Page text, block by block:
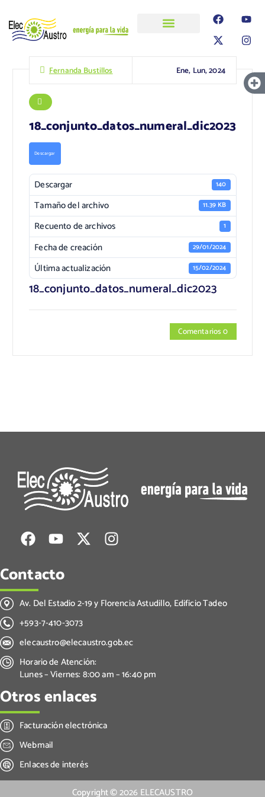
Fernanda Bustillos Ene, Lun, 2024
18_conjunto_datos_numeral_dic2023
Descargar
Descargar 140
Tamaño del archivo 11.39 KB
Recuento de archivos 1
Fecha de creación 29/01/2024
Última actualización 15/02/2024
18_conjunto_datos_numeral_dic2023
Comentarios 0
Contacto
Av. Del Estadio 2-19 y Florencia Astudillo, Edificio Tadeo
+593-7-410-3073
elecaustro@elecaustro.gob.ec
Horario de Atención:
Lunes – Viernes: 8:00 am – 16:40 pm
Otros enlaces
Facturación electrónica
Webmail
Enlaces de interés
Copyright ©2026 ELECAUSTRO